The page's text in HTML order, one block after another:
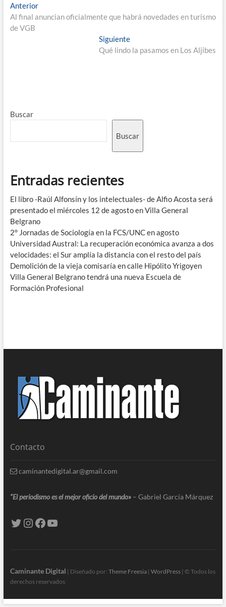
Anterior
Al final anuncian oficialmente que habrá novedades en turismo
de VGB
Siguiente
Qué lindo la pasamos en Los Aljibes
Buscar
Buscar
Entradas recientes
El libro -Raúl Alfonsín y los intelectuales- de Alfio Acosta será
presentado el miércoles 12 de agosto en Villa General
Belgrano
2° Jornadas de Sociología en la FCS/UNC en agosto
Universidad Austral: La recuperación económica avanza a dos
velocidades: el Sur amplía la distancia con el resto del país
Demolición de la vieja comisaría en calle Hipólito Yrigoyen
Villa General Belgrano tendrá una nueva Escuela de
Formación Profesional
Contacto
caminantedigital.ar@gmail.com
“El periodismo es el mejor oficio del mundo» – Gabriel García Márquez
Caminante Digital | Diseñado por: Theme Freesia| WordPress| © Todos los
derechos reservados